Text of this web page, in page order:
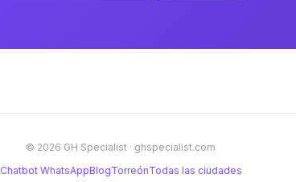
© 2026 GH Specialist · ghspecialist.com
Chatbot WhatsAppBlogTorreónTodas las ciudades